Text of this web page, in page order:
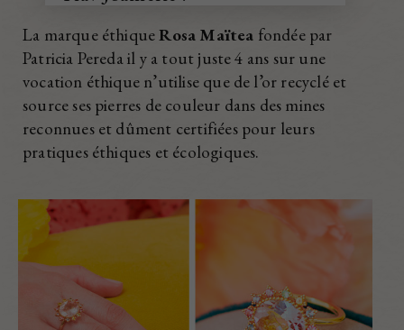
La marque éthiqueRosa Maïtea fondée par
Patricia Pereda il y a tout juste 4 ans sur une
vocation éthique n’utilise que de l’or recyclé et
source ses pierres de couleur dans des mines
reconnues et dûment certifiées pour leurs
pratiques éthiques et écologiques.